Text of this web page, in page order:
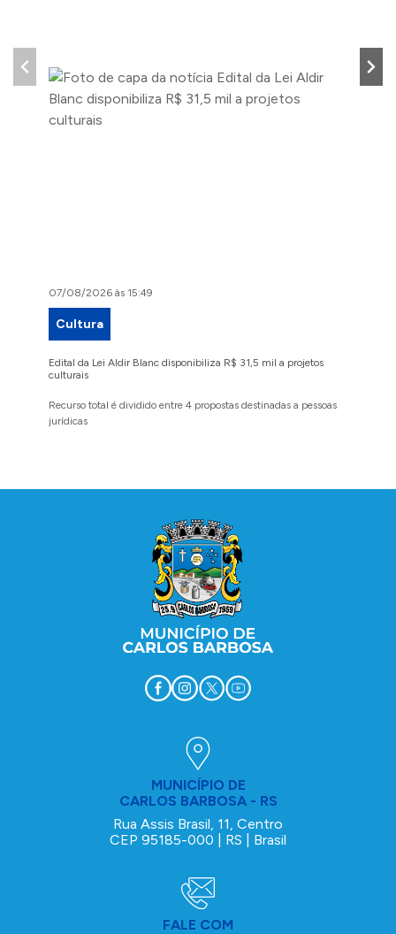
07/08/2026 às 15:49
Cultura
Edital da Lei Aldir Blanc disponibiliza R$ 31,5 mil a projetos
culturais
Recurso total é dividido entre 4 propostas destinadas a pessoas
jurídicas
MUNICÍPIO DE
CARLOS BARBOSA - RS
Rua Assis Brasil, 11, Centro
CEP 95185-000 | RS | Brasil
FALE COM